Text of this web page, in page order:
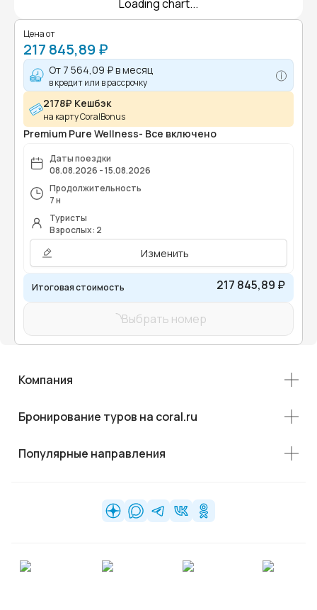
Loading chart...
Цена от
217 845,89 ₽
От 7 564,09 ₽в месяц
в кредит или в рассрочку
2178₽ Кешбэк
на карту CoralBonus
Premium Pure Wellness- Все включено
Даты поездки
08.08.2026 - 15.08.2026
Продолжительность
7 н
Туристы
Взрослых: 2
Изменить
Итоговая стоимость 217 845,89 ₽
Выбрать номер
Компания
Бронирование туров на coral.ru
Популярные направления